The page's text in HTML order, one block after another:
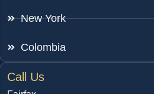
New York
Colombia
Call Us